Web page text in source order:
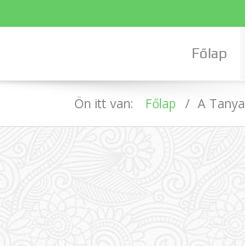
Főlap
Ön itt van: Főlap A Tanya